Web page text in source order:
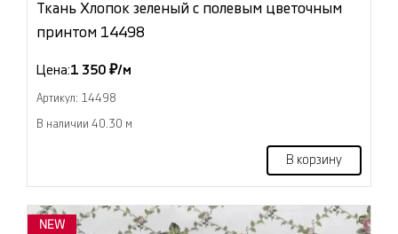
Ткань Хлопок зеленый с полевым цветочным
принтом 14498
Цена:1 350 ₽/м
Артикул: 14498
В наличии 40.30 м
В корзину
NEW